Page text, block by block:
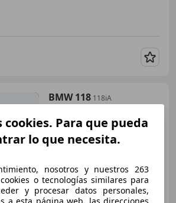
BMW 118 118iA
€ 28.500
Sin comparación
km Gasolina 100 kW (136 CV)
Para que pueda
lo que necesita.
nosotros y nuestros 263
o tecnologías similares para
y procesar datos personales,